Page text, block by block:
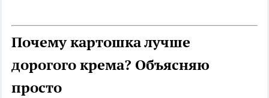
Почему картошка лучше
дорогого крема? Объясняю
просто